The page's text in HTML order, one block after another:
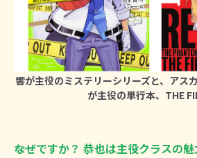
響が主役のミステリーシリーズと、アス
が主役の単行本、THE
――なぜですか？ 恭也は主役クラスの